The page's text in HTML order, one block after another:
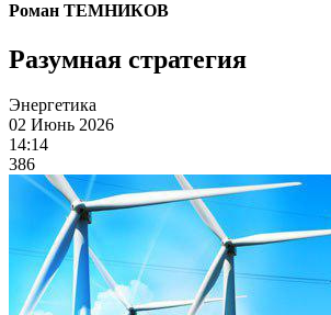
Роман ТЕМНИКОВ
Разумная стратегия
Энергетика
02 Июнь 2026
14:14
386